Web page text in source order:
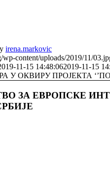
irena.markovic
wp-content/uploads/2019/11/
11-15 14:48:062019-11-15
ОКВИРУ ПРОЈЕКТА
ЗА ЕВРОПСКЕ